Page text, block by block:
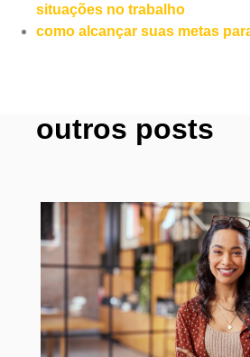
situações no trabalho
como alcançar suas metas
outros posts